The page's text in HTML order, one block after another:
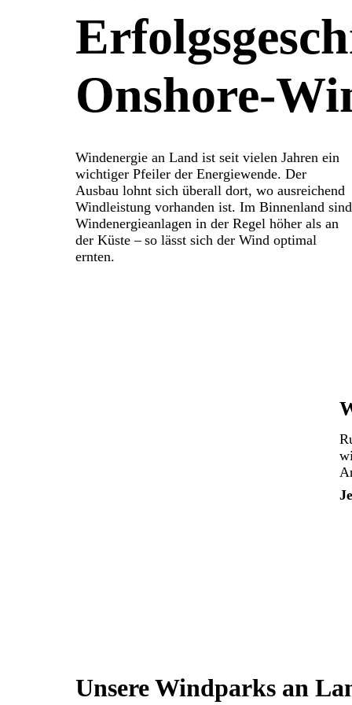
Onshore-
Windenergie an Land ist seit vielen Jahren ein
wichtiger Pfeiler der Energie­wende. Der
Ausbau lohnt sich überall dort, wo ausreichend
Wind­leistung vorhanden ist. Im Binnenland sind
Windenergie­anlagen in der Regel höher als an
der Küste – so lässt sich der Wind optimal
ernten.
Unsere Windparks an